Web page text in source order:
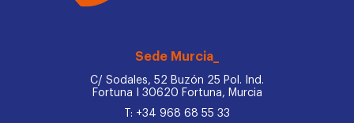
Sede Murcia_
C/ Sodales, 52 Buzón 25 Pol. Ind.
Fortuna I 30620 Fortuna, Murcia
T: +34 968 68 55 33